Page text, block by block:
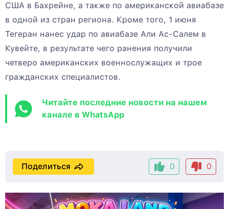
США в Бахрейне, а также по американской авиабазе
в одной из стран региона. Кроме того, 1 июня
Тегеран нанес удар по авиабазе Али Ас-Салем в
Кувейте, в результате чего ранения получили
четверо американских военнослужащих и трое
гражданских специалистов.
Читайте последние новости на нашем
канале в WhatsApp
0 0
Поделиться